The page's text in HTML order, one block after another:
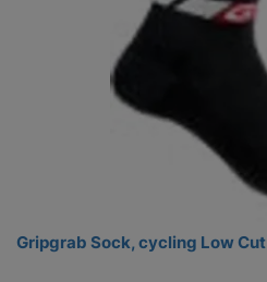
Gripgrab Sock, cycling Low